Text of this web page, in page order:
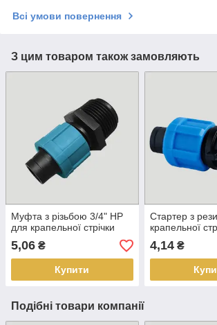
Всі умови повернення
З цим товаром також замовляють
Муфта з різьбою 3/4" НР
для крапельної стрічки
5,06 ₴
Купити
Стартер з
крапельної
4,14₴
Подібні товари компанії